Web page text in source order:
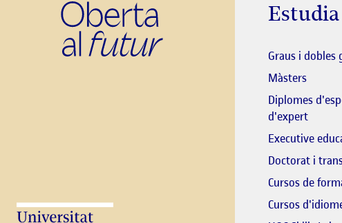
Estudia
Graus i dobles
Màsters
Diplomes
d'expert
Executive
Doctorat i
Cursos de
Cursos